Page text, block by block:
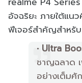
อัจฉริยะ ภายใต้แ
ฟีเจอร์สำคัญสำหรับ
Ultra
ชาญฉลาด
อย่างเต็มศั